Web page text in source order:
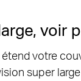
de